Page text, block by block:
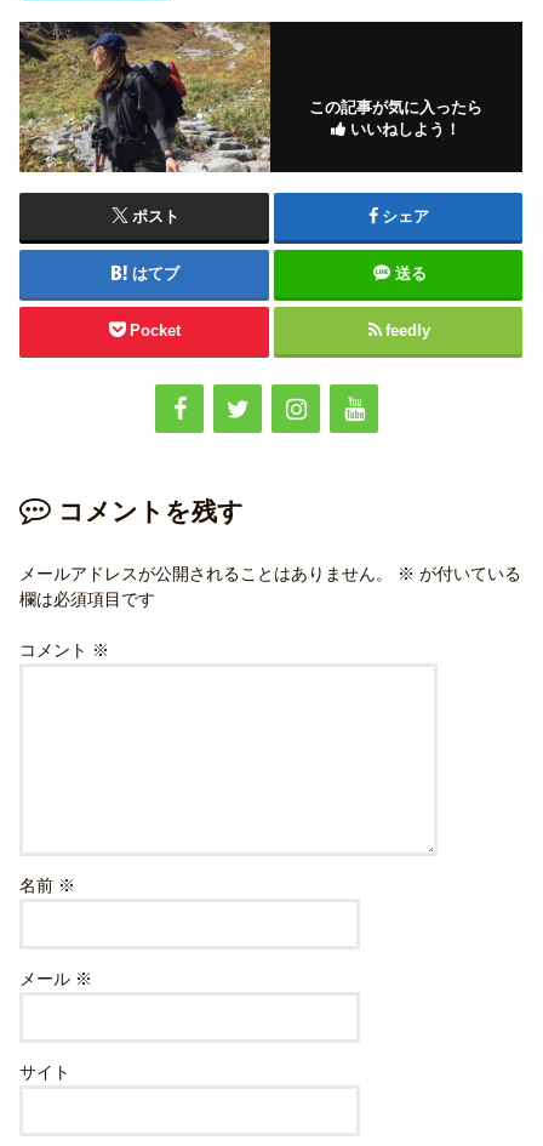
この記事が気に入ったら
いいねしよう！
ポスト シェア
はてブ 送る
Pocket feedly
コメントを残す
メールアドレスが公開されることはありません。 ※ が付いている
欄は必須項目です
コメント ※
名前 ※
メール ※
サイト